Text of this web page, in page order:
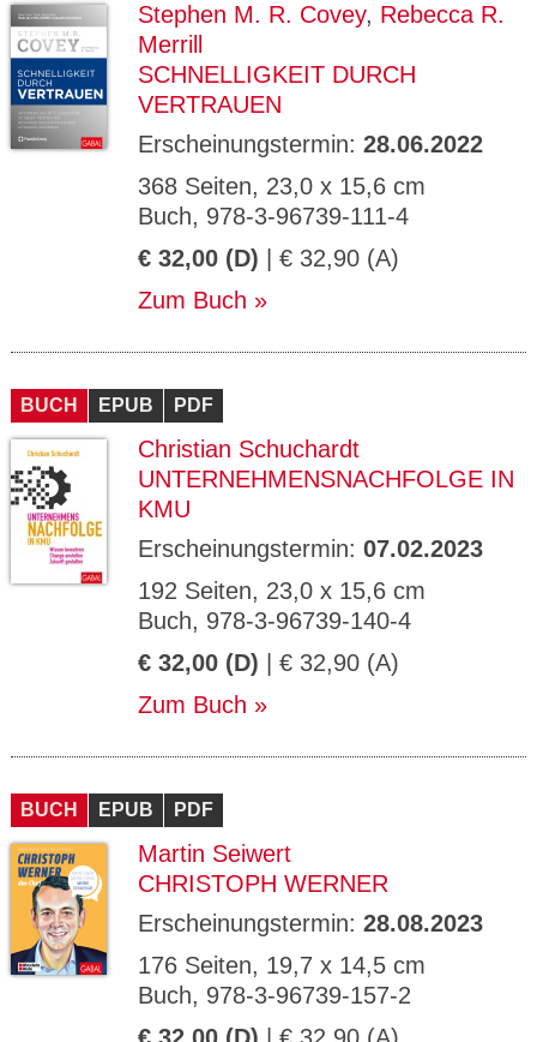
Stephen M. R. Covey, Rebecca R.
Merrill
SCHNELLIGKEIT DURCH
VERTRAUEN
Erscheinungstermin: 28.06.2022
368 Seiten, 23,0 x 15,6 cm
Buch, 978-3-96739-111-4
€ 32,00 (D) | € 32,90 (A)
Zum Buch
BUCH EPUB PDF
Christian Schuchardt
UNTERNEHMENSNACHFOLGE IN
KMU
Erscheinungstermin: 07.02.2023
192 Seiten, 23,0 x 15,6 cm
Buch, 978-3-96739-140-4
€ 32,00 (D) | € 32,90 (A)
Zum Buch
BUCH EPUB PDF
Martin Seiwert
CHRISTOPH WERNER
Erscheinungstermin: 28.08.2023
176 Seiten, 19,7 x 14,5 cm
Buch, 978-3-96739-157-2